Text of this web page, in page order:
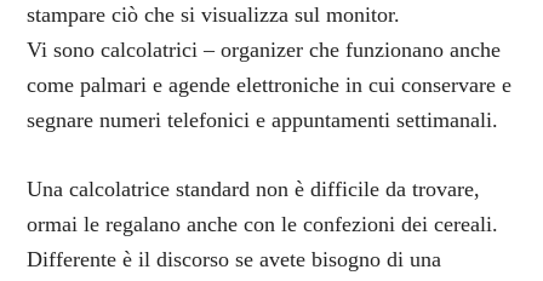
stampare ciò che si visualizza sul monitor.
Vi sono calcolatrici – organizer che funzionano anche
come palmari e agende elettroniche in cui conservare e
segnare numeri telefonici e appuntamenti settimanali.
Una calcolatrice standard non è difficile da trovare,
ormai le regalano anche con le confezioni dei cereali.
Differente è il discorso se avete bisogno di una